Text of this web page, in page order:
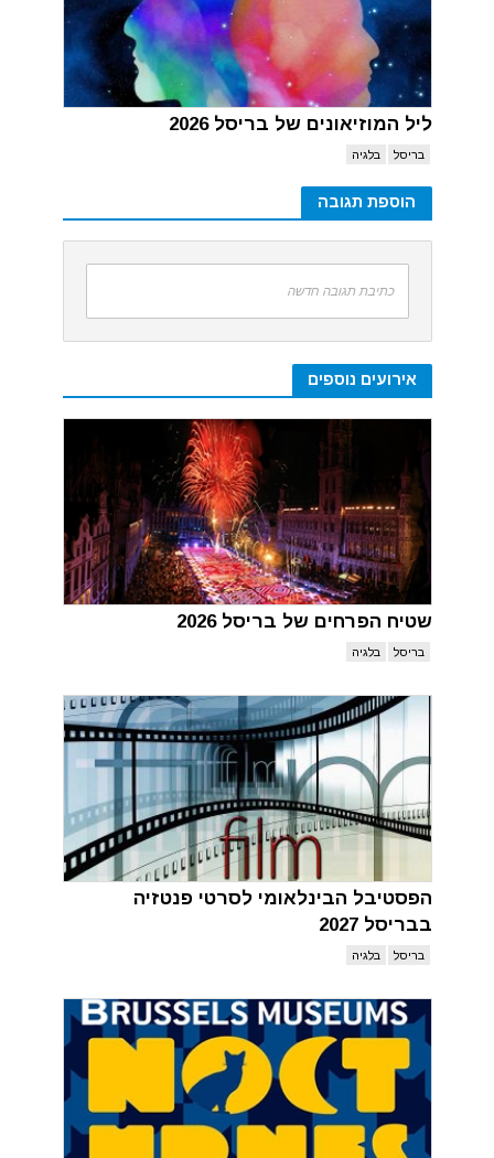
ליל המוזיאונים של בריסל 2026
בריסל בלגיה
הוספת תגובה
כתיבת תגובה חדשה
אירועים נוספים
שטיח הפרחים של בריסל 2026
בריסל בלגיה
הפסטיבל הבינלאומי לסרטי פנטזיה
בבריסל 2027
בריסל בלגיה